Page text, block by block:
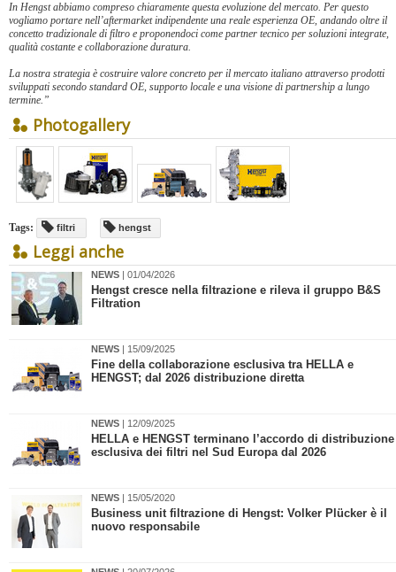
In Hengst abbiamo compreso chiaramente questa evoluzione del mercato. Per questo
vogliamo portare nell’aftermarket indipendente una reale esperienza OE, andando oltre il
concetto tradizionale di filtro e proponendoci come partner tecnico per soluzioni integrate,
qualità costante e collaborazione duratura.
La nostra strategia è costruire valore concreto per il mercato italiano attraverso prodotti
sviluppati secondo standard OE, supporto locale e una visione di partnership a lungo
termine.”
Photogallery
Tags: filtri hengst
Leggi anche
NEWS | 01/04/2026
Hengst cresce nella filtrazione e rileva il gruppo B&S
Filtration
NEWS | 15/09/2025
Fine della collaborazione esclusiva tra HELLA e
HENGST; dal 2026 distribuzione diretta
NEWS | 12/09/2025
​HELLA e HENGST terminano l’accordo di distribuzione
esclusiva dei filtri nel Sud Europa dal 2026
NEWS | 15/05/2020
Business unit filtrazione di Hengst: Volker Plücker è il
nuovo responsabile